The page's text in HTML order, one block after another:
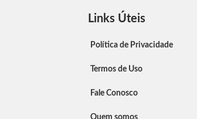
Links Úteis
Política de Privacidade
Termos de Uso
Fale Conosco
Quem somos